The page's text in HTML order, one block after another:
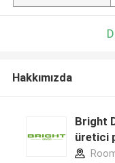
Hakkımızda
Bright
üretici